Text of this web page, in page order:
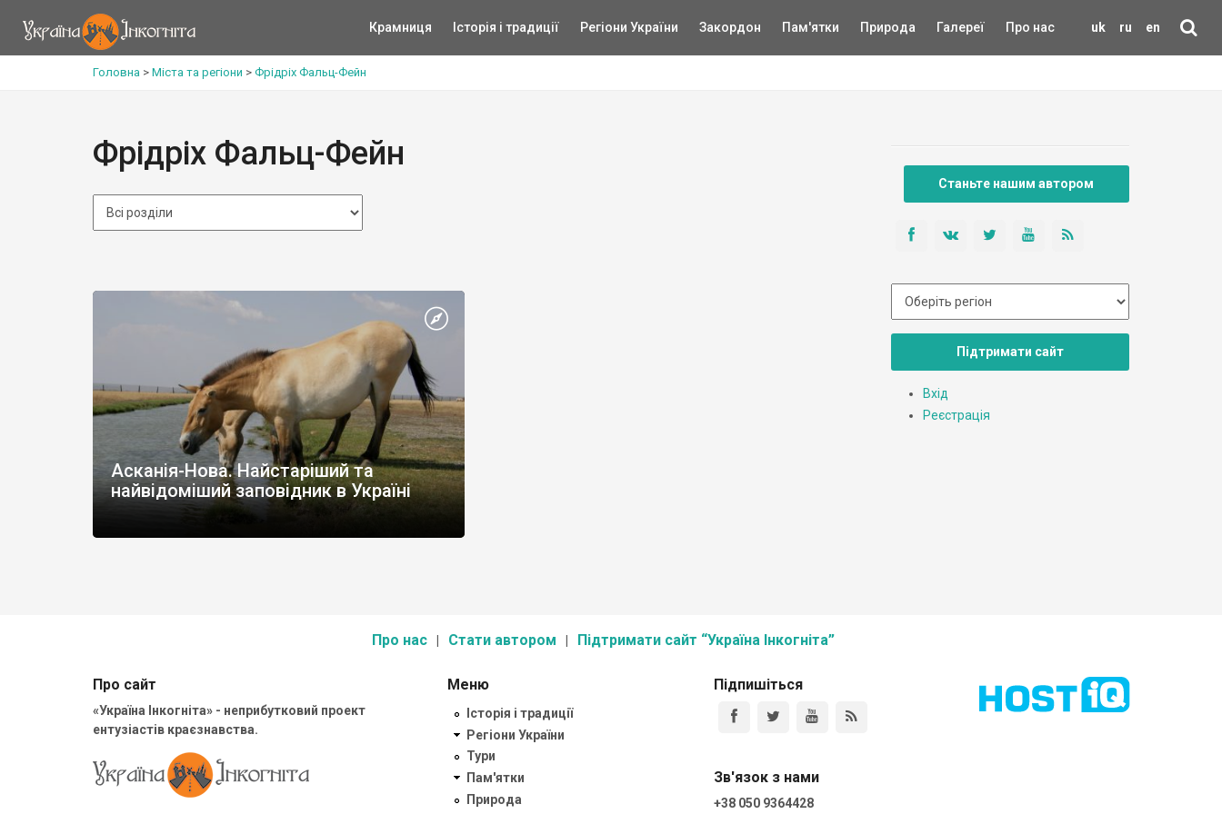
uk ru en
Крамниця Історія і традиції Регіони України Закордон Пам'ятки Природа Галереї Про нас
Головна > Міста та регіони > Фрідріх Фальц-Фейн
Фрідріх Фальц-Фейн
Асканія-Нова. Найстаріший та
найвідоміший заповідник в Україні
Станьте нашим автором
Підтримати сайт
Вхід
Реєстрація
Про нас Стати автором Підтримати сайт “Україна Інкогніта”
Про сайт
«Україна Інкогніта» - неприбутковий проект
ентузіастів краєзнавства.
Меню
Історія і традиції
Регіони України
Тури
Пам'ятки
Природа
Підпишіться
Зв'язок з нами
+38 050 9364428